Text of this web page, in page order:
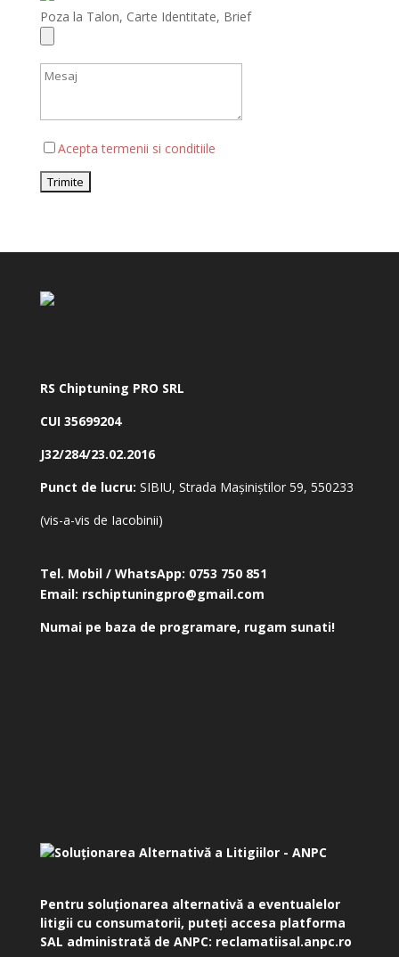
Poza la Talon, Carte Identitate, Brief
Acepta termenii si conditiile
RS Chiptuning PRO SRL
CUI 35699204
J32/284/23.02.2016
Punct de lucru: SIBIU, Strada Mașiniștilor 59, 550233
(vis-a-vis de Iacobinii)
Tel. Mobil / WhatsApp: 0753 750 851
Email: rschiptuningpro@gmail.com
Numai pe baza de programare, rugam sunati!
Pentru soluționarea alternativă a eventualelor
litigii cu consumatorii, puteți accesa platforma
SAL administrată de ANPC: reclamatiisal.anpc.ro